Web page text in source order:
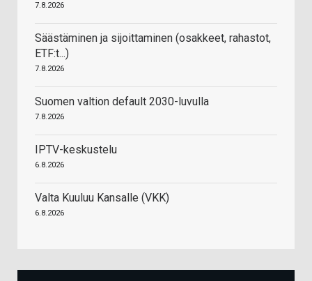
7.8.2026
Säästäminen ja sijoittaminen (osakkeet, rahastot,
ETF:t...)
7.8.2026
Suomen valtion default 2030-luvulla
7.8.2026
IPTV-keskustelu
6.8.2026
Valta Kuuluu Kansalle (VKK)
6.8.2026